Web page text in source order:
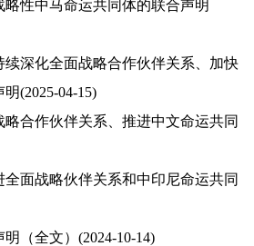
性中马命运共同体的联合声明
深化全面战略合作伙伴关系、加快
明(2025-04-15)
合作伙伴关系、推进中文命运共同
面战略伙伴关系和中印尼命运共同
（全文） (2024-10-14)